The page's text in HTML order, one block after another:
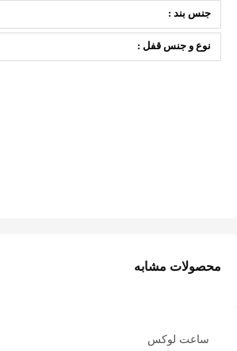
جنس بند :
نوع و جنس قفل :
محصولات مشابه
ساعت لوکس